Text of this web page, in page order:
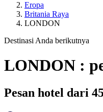
Eropa
Britania Raya
LONDON
Destinasi Anda berikutnya
LONDON :
Pesan hotel dari